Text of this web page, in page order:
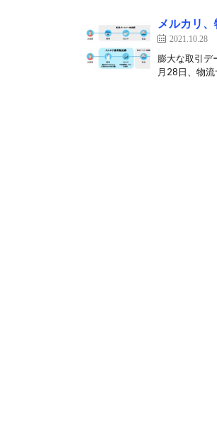
メルカリ
2021.10.28
膨大な取引デ
月28日、物